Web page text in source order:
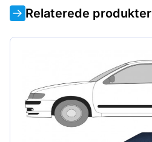
Relaterede produkter